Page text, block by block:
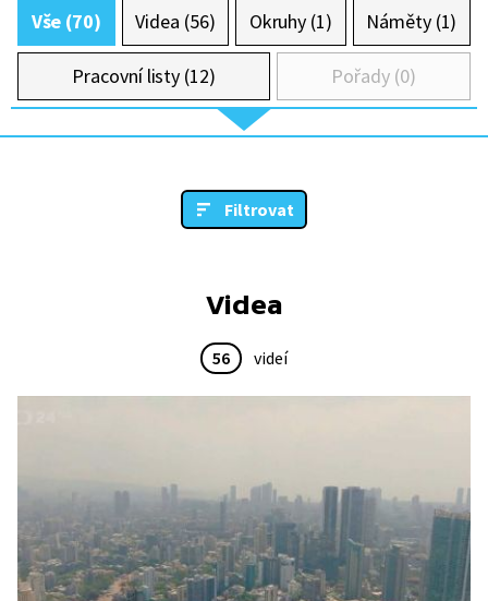
Vše (70) Videa (56) Okruhy (1) Náměty (1)
Pracovní listy (12) Pořady (0)
Filtrovat
Videa
56 videí